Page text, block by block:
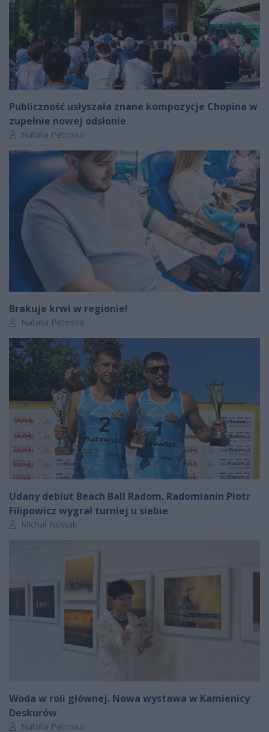
Publiczność usłyszała znane kompozycje Chopina w
zupełnie nowej odsłonie
Autor artykułu:
Natalia Pętelska
Brakuje krwi w regionie!
Autor artykułu:
Natalia Pętelska
Udany debiut Beach Ball Radom. Radomianin Piotr
Filipowicz wygrał turniej u siebie
Autor artykułu:
Michał Nowak
Woda w roli głównej. Nowa wystawa w Kamienicy
Deskurów
Autor artykułu:
Natalia Pętelska